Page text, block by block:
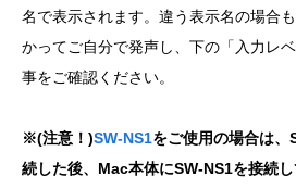
名で表示されます。違う表示名の場合
かってご自分で発声し、下の「入力レ
事をご確認ください。
※(注意！)SW-NS1をご使用の場合は、
続した後、Mac本体にSW-NS1を接続